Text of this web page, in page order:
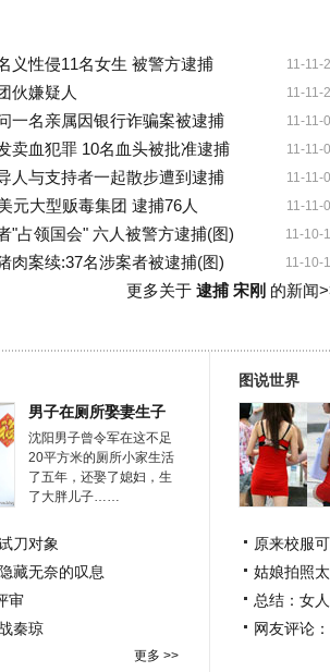
11-11-
义性侵11名女生 被警方逮捕
11-11-
伙嫌疑人
11-11-
一名亲属因银行诈骗案被逮捕
11-11-
卖血犯罪 10名血头被批准逮捕
11-11-
人与支持者一起散步遭到逮捕
11-11-
元大型贩毒集团 逮捕76人
11-10-
"占领国会" 六人被警方逮捕(图)
11-10-
肉案续:37名涉案者被逮捕(图)
更多关于 逮捕 宋刚 的新闻
男子在厕所娶妻生子
沈阳男子曾令军在这不足
20平方米的厕所小家生活
了五年，还娶了媳妇，生
了大胖儿子……
刀对象
藏无奈的叹息
审
秦琼
更多 >>
图说世界
原来校服
姑娘拍照
总结：女
网友评论